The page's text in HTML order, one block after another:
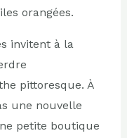
orangées.
invitent à la
pittoresque. À
une nouvelle
petite boutique